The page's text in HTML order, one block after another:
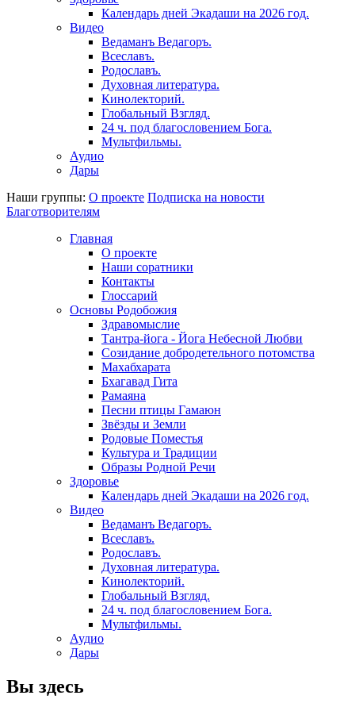
Календарь дней Экадаши на 2026 год.
Видео
Ведаманъ Ведагоръ.
Всеславъ.
Родославъ.
Духовная литература.
Кинолекторий.
Глобальный Взгляд.
24 ч. под благословением Бога.
Мультфильмы.
Аудио
Дары
Наши группы: О проекте Подписка на новости
Благотворителям
Главная
О проекте
Наши соратники
Контакты
Глоссарий
Основы Родобожия
Здравомыслие
Тантра-йога - Йога Небесной Любви
Созидание добродетельного потомства
Махабхарата
Бхагавад Гита
Рамаяна
Песни птицы Гамаюн
Звёзды и Земли
Родовые Поместья
Культура и Традиции
Образы Родной Речи
Здоровье
Календарь дней Экадаши на 2026 год.
Видео
Ведаманъ Ведагоръ.
Всеславъ.
Родославъ.
Духовная литература.
Кинолекторий.
Глобальный Взгляд.
24 ч. под благословением Бога.
Мультфильмы.
Аудио
Дары
Вы здесь